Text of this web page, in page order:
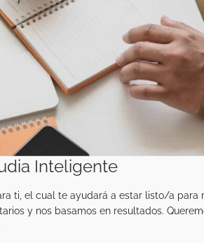
Inteligente
ti, el cual te ayudará a estar listo/a para
y nos basamos en resultados.